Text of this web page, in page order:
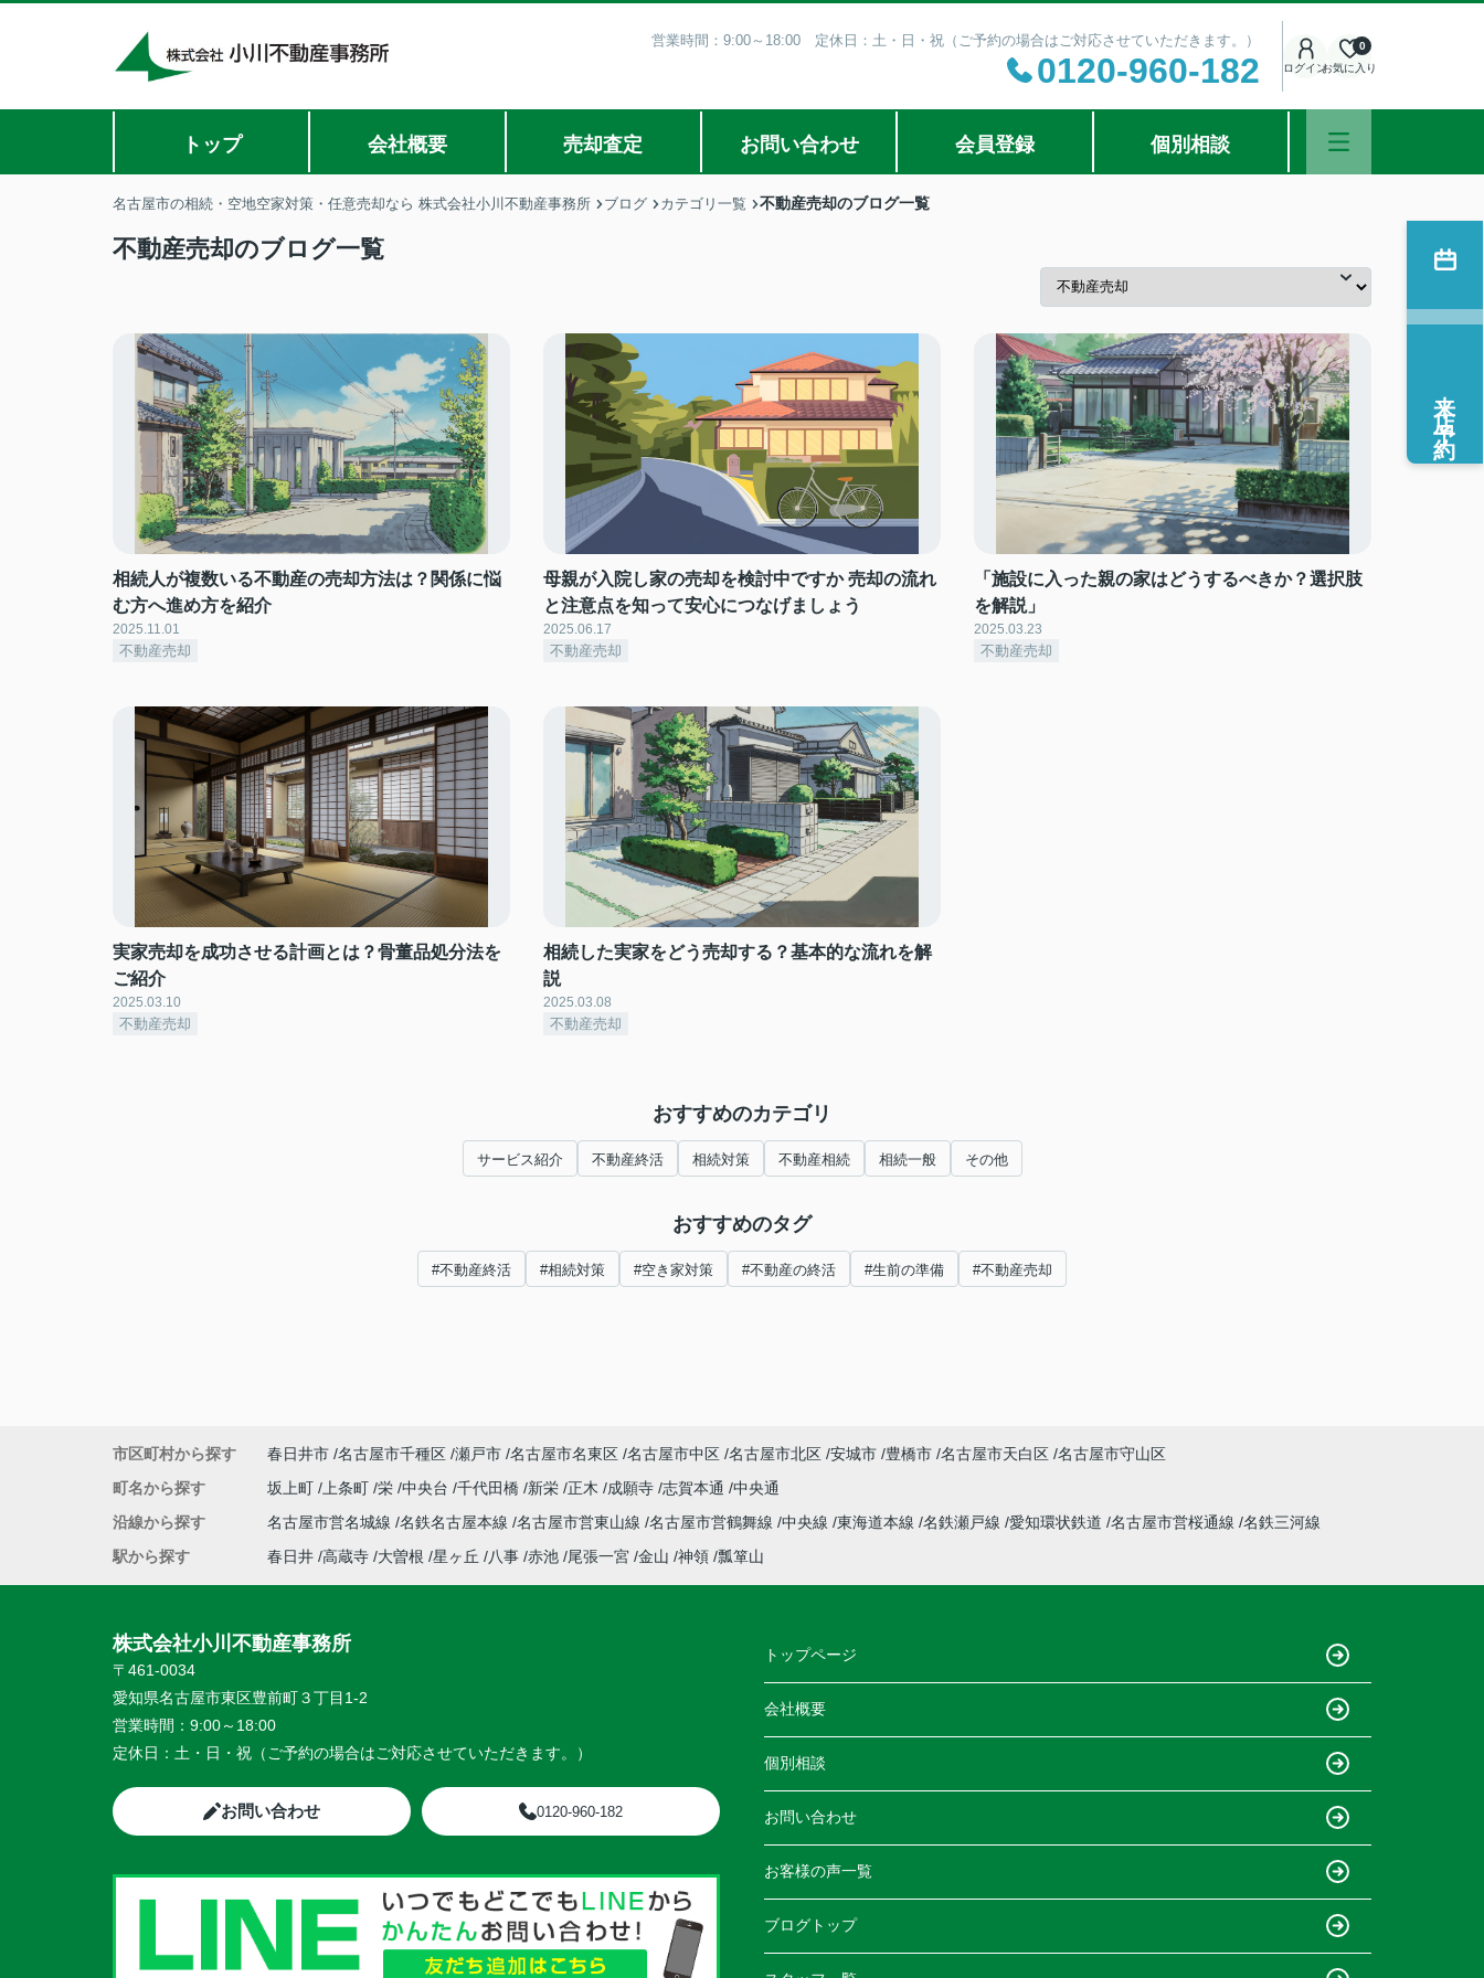
営業時間：9:00～18:00 定休日：土・日・祝（ご予約の場合はご対応させていただきます。）
0120-960-182 ログインお気に入り
0
トップ 会社概要 売却査定 お問い合わせ 会員登録 個別相談
名古屋市の相続・空地空家対策・任意売却なら 株式会社小川不動産事務所 ブログ カテゴリ一覧 不動産売却のブログ一覧
不動産売却のブログ一覧
相続人が複数いる不動産の売却方法は？関係に悩
む方へ進め方を紹介
2025.11.01
不動産売却
母親が入院し家の売却を検討中ですか 売却の流れ
と注意点を知って安心につなげましょう
2025.06.17
不動産売却
「施設に入った親の家はどうするべきか？選択肢
を解説」
2025.03.23
不動産売却
実家売却を成功させる計画とは？骨董品処分法を
ご紹介
2025.03.10
不動産売却
相続した実家をどう売却する？基本的な流れを解
説
2025.03.08
不動産売却
おすすめのカテゴリ
サービス紹介 不動産終活 相続対策 不動産相続 相続一般 その他
おすすめのタグ
#不動産終活 #相続対策 #空き家対策 #不動産の終活 #生前の準備 #不動産売却
来店予約
市区町村から探す 春日井市 名古屋市千種区 瀬戸市 名古屋市名東区 名古屋市中区 名古屋市北区 安城市 豊橋市 名古屋市天白区 名古屋市守山区
町名から探す
坂上町 上条町 栄 中央台 千代田橋 新栄 正木 成願寺 志賀本通
中央通
沿線から探す
名古屋市営名城線 名鉄名古屋本線 名古屋市営東山線 名古屋市営鶴舞線 中央線 東海道本線 名鉄瀬戸線 愛知環状鉄道 名古屋市営桜通線 名鉄三河線
駅から探す
春日井 高蔵寺 大曽根 星ヶ丘 八事 赤池 尾張一宮 金山 神領 瓢箪山
株式会社小川不動産事務所
〒461-0034
愛知県名古屋市東区豊前町３丁目1-2
営業時間： 9:00～18:00
定休日： 土・日・祝（ご予約の場合はご対応させていただきます。）
お問い合わせ 0120-960-182
トップページ
会社概要
個別相談
お問い合わせ
お客様の声一覧
ブログトップ